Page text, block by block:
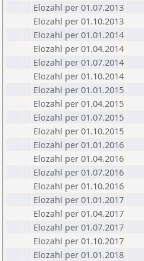
Elozahl per 01.07.2013
Elozahl per 01.10.2013
Elozahl per 01.01.2014
Elozahl per 01.04.2014
Elozahl per 01.07.2014
Elozahl per 01.10.2014
Elozahl per 01.01.2015
Elozahl per 01.04.2015
Elozahl per 01.07.2015
Elozahl per 01.10.2015
Elozahl per 01.01.2016
Elozahl per 01.04.2016
Elozahl per 01.07.2016
Elozahl per 01.10.2016
Elozahl per 01.01.2017
Elozahl per 01.04.2017
Elozahl per 01.07.2017
Elozahl per 01.10.2017
Elozahl per 01.01.2018